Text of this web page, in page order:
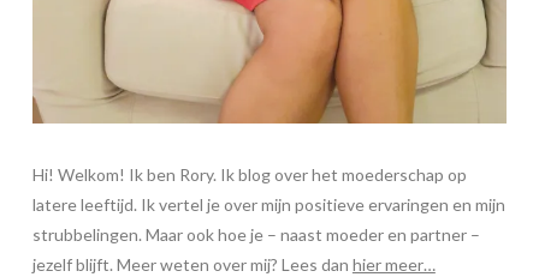
Hi! Welkom! Ik ben Rory. Ik blog over het moederschap op
latere leeftijd. Ik vertel je over mijn positieve ervaringen en mijn
strubbelingen. Maar ook hoe je – naast moeder en partner –
jezelf blijft. Meer weten over mij? Lees dan hier meer…